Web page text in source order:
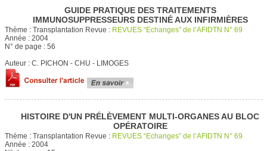
GUIDE PRATIQUE DES TRAITEMENTS
IMMUNOSUPPRESSEURS DESTINÉ AUX INFIRMIÈRES
Thème : Transplantation Revue : REVUES “Echanges” de l’AFIDTN N° 69
Année : 2004
N° de page : 56
Auteur : C. PICHON - CHU - LIMOGES
HISTOIRE D'UN PRÉLÈVEMENT MULTI-ORGANES AU BLOC
OPÉRATOIRE
Thème : Transplantation Revue : REVUES “Echanges” de l’AFIDTN N° 69
Année : 2004